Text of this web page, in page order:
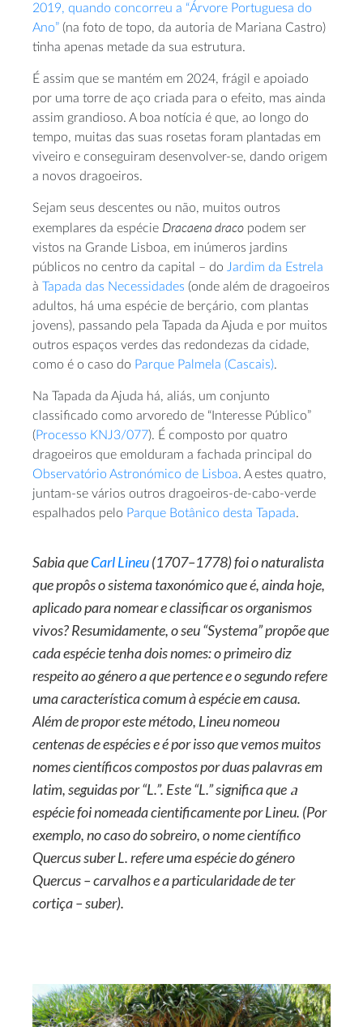
2019, quando concorreu a “Árvore Portuguesa do
Ano” (na foto de topo, da autoria de Mariana Castro)
tinha apenas metade da sua estrutura.
É assim que se mantém em 2024, frágil e apoiado
por uma torre de aço criada para o efeito, mas ainda
assim grandioso. A boa notícia é que, ao longo do
tempo, muitas das suas rosetas foram plantadas em
viveiro e conseguiram desenvolver-se, dando origem
a novos dragoeiros.
Sejam seus descentes ou não, muitos outros
exemplares da espécie Dracaena draco podem ser
vistos na Grande Lisboa, em inúmeros jardins
públicos no centro da capital – do Jardim da Estrela
à Tapada das Necessidades (onde além de dragoeiros
adultos, há uma espécie de berçário, com plantas
jovens), passando pela Tapada da Ajuda e por muitos
outros espaços verdes das redondezas da cidade,
como é o caso do Parque Palmela (Cascais).
Na Tapada da Ajuda há, aliás, um conjunto
classificado como arvoredo de “Interesse Público”
(Processo KNJ3/077). É composto por quatro
dragoeiros que emolduram a fachada principal do
Observatório Astronómico de Lisboa. A estes quatro,
juntam-se vários outros dragoeiros-de-cabo-verde
espalhados pelo Parque Botânico desta Tapada.
Sabia queCarl Lineu(1707–1778) foi o naturalista
que propôs o sistema taxonómico que é, ainda hoje,
aplicado para nomear e classificar os organismos
vivos? Resumidamente, o seu “Systema” propõe que
cada espécie tenha dois nomes: o primeiro diz
respeito ao género a que pertence e o segundo refere
uma característica comum à espécie em causa.
Além de propor este método, Lineu nomeou
centenas de espécies e é por isso que vemos muitos
nomes científicos compostos por duas palavras em
latim, seguidas por “L.”. Este “L.” significa que a
espécie foi nomeada cientificamente por Lineu. (Por
exemplo, no caso do sobreiro, o nome científico
Quercus suber L. refere uma espécie do género
Quercus – carvalhos e a particularidade de ter
cortiça – suber).